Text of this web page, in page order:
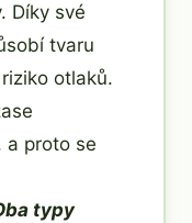
Díky své
tvaru
otlaků.
a proto se
typy